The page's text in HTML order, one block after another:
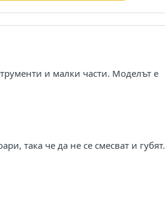
и малки части. Моделът е
така че да не се смесват и губят.